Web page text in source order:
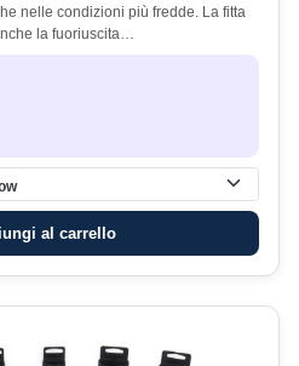
nelle condizioni più fredde. La fitta
la fuoriuscita…
al carrello